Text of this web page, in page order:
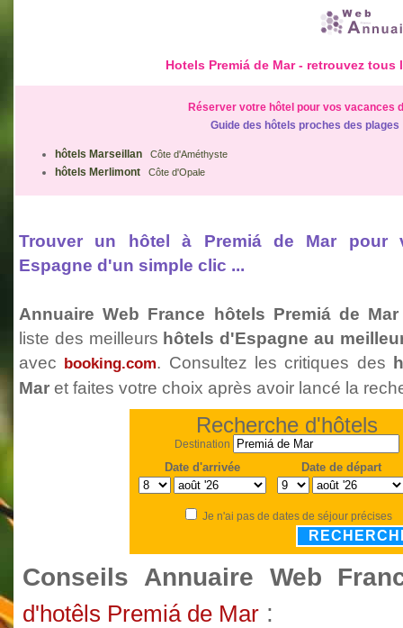
Hotels Premiá de Mar - retrouvez
Réserver votre hôtel pour vos vacances
Guide des hôtels proches des plages
hôtels Marseillan Côte d'Améthyste
hôtels Merlimont Côte d'Opale
Trouver un hôtel à Premiá de Mar pour
Espagne d'un simple clic ...
Annuaire Web France hôtels Premiá de Mar
liste des meilleurs hôtels d'Espagne au
avec booking.com. Consultez les critiques des
Mar et faites votre choix après avoir lancé la
Recherche d'hôtels
Destination
Date d'arrivée Date de départ
Je n'ai pas de dates de séjour précises
Conseils Annuaire Web
d'hotêls Premiá de Mar :